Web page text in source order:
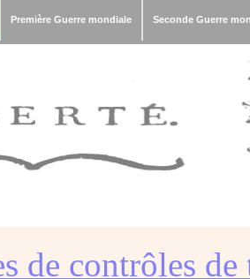
Première Guerre mondiale Seconde Guerre
de contrôles